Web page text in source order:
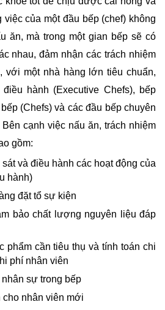
của một đầu bếp (chef) không
ăn, mà trong một gian bếp sẽ có
nhau, đảm nhận các trách nhiệm
với một nhà hàng lớn tiêu chuẩn,
hành (Executive Chefs), bếp
(Chefs) và các đầu bếp chuyên
cạnh việc nấu ăn, trách nhiệm
gồm:
và điều hành các hoạt động của
hành)
đặt tổ sự kiện
bảo chất lượng nguyên liệu đáp
cần tiêu thụ và tính toán chi
phí nhân viên
sự trong bếp
nhân viên mới